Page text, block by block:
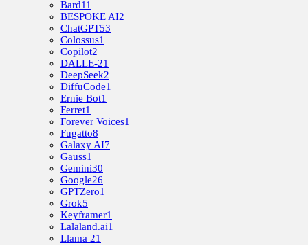
Bard11
BESPOKE AI2
ChatGPT53
Colossus1
Copilot2
DALLE-21
DeepSeek2
DiffuCode1
Ernie Bot1
Ferret1
Forever Voices1
Fugatto8
Galaxy AI7
Gauss1
Gemini30
Google26
GPTZero1
Grok5
Keyframer1
Lalaland.ai1
Llama 21